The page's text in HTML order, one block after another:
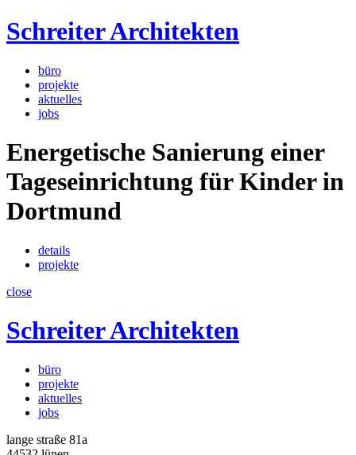
Schreiter Architekten
büro
projekte
aktuelles
jobs
Energetische Sanierung einer
Tageseinrichtung für Kinder in
Dortmund
details
projekte
close
Schreiter Architekten
büro
projekte
aktuelles
jobs
lange straße 81a